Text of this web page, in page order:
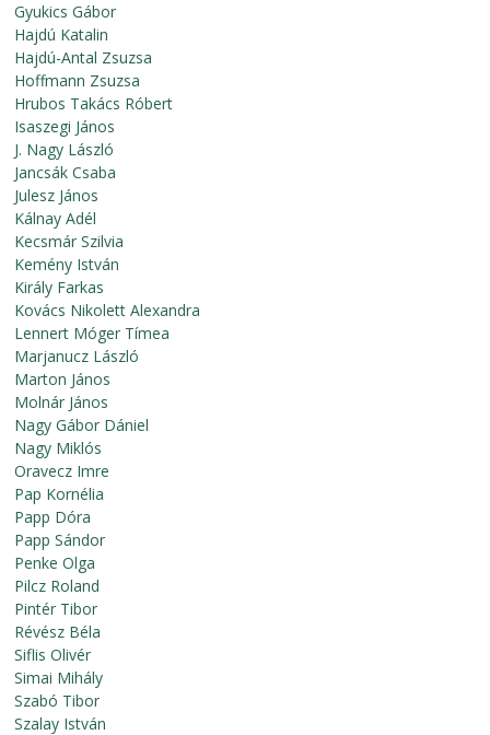
Gyukics Gábor
Hajdú Katalin
Hajdú-Antal Zsuzsa
Hoffmann Zsuzsa
Hrubos Takács Róbert
Isaszegi János
J. Nagy László
Jancsák Csaba
Julesz János
Kálnay Adél
Kecsmár Szilvia
Kemény István
Király Farkas
Kovács Nikolett Alexandra
Lennert Móger Tímea
Marjanucz László
Marton János
Molnár János
Nagy Gábor Dániel
Nagy Miklós
Oravecz Imre
Pap Kornélia
Papp Dóra
Papp Sándor
Penke Olga
Pilcz Roland
Pintér Tibor
Révész Béla
Siflis Olivér
Simai Mihály
Szabó Tibor
Szalay István